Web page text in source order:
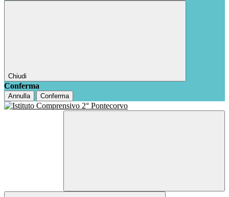
Chiudi
Conferma
Annulla Conferma